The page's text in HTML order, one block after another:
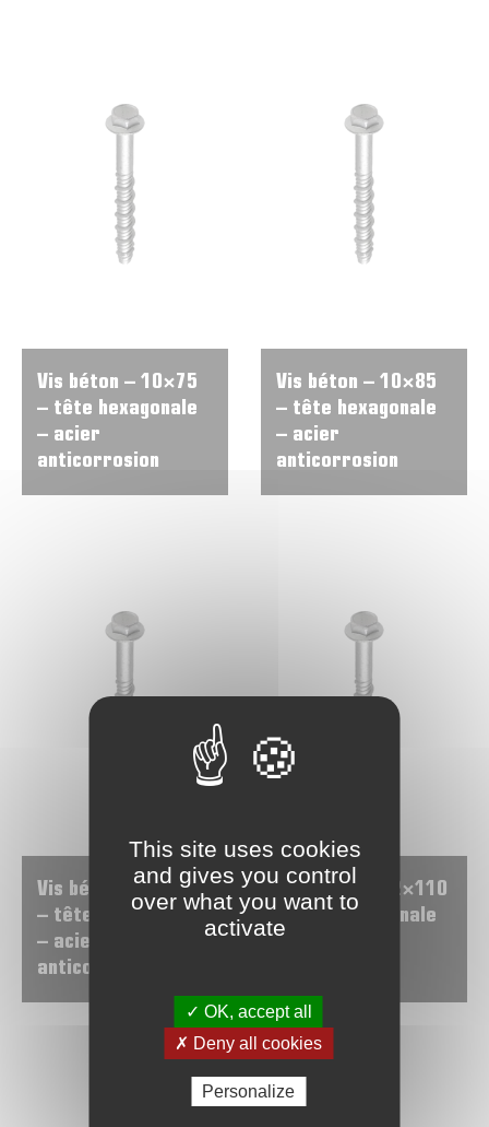
Vis béton – 10×75
– tête hexagonale
– acier
anticorrosion
Vis béton – 10×85
– tête hexagonale
– acier
anticorrosion
Vis béton – 10×120
– tête hexagonale
– acier
anticorrosion
Vis béton – 12×110
– tête hexagonale
– acier
This site uses cookies
and gives you control
over what you want to
activate
✓ OK, accept all
✗ Deny all cookies
Personalize